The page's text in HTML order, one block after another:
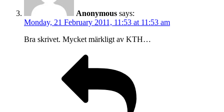
Anonymous says:
Monday, 21 February 2011, 11:53 at 11:53 am
Bra skrivet. Mycket märkligt av KTH…